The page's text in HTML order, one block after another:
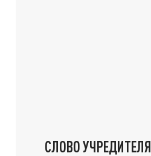
СЛОВО УЧРЕДИТЕЛЯ